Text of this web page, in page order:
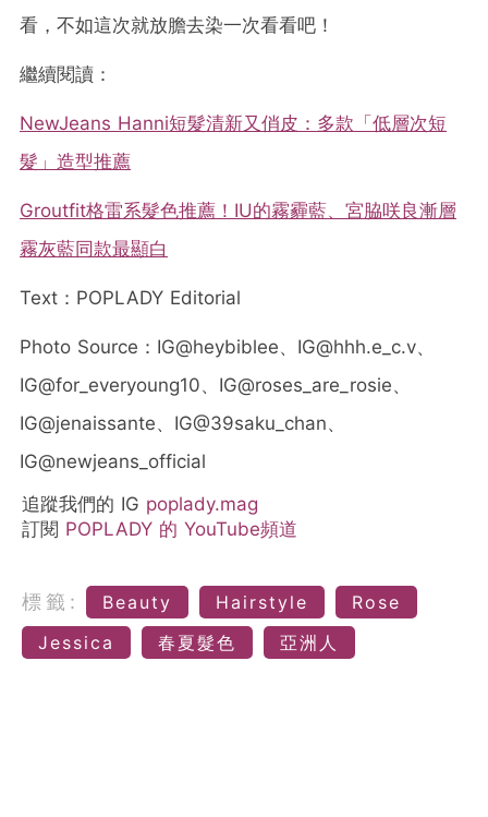
看，不如這次就放膽去染一次看看吧！
繼續閱讀：
NewJeans Hanni短髮清新又俏皮：多款「低層次短
髮」造型推薦
Groutfit格雷系髮色推薦！IU的霧霾藍、宮脇咲良漸層
霧灰藍同款最顯白
Text：POPLADY Editorial
Photo Source：IG@heybiblee、 IG@hhh.e_c.v、
IG@for_everyoung10、IG@roses_are_rosie、
IG@jenaissante、IG@39saku_chan、
IG@newjeans_official
追蹤我們的 IG poplady.mag
訂閱 POPLADY 的 YouTube頻道
標籤: Beauty Hairstyle
Rose
Jessica
春夏髮色 亞洲人